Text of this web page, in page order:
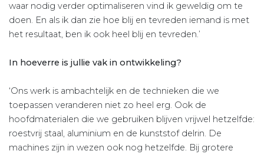
waar nodig verder optimaliseren vind ik geweldig om te
doen. En als ik dan zie hoe blij en tevreden iemand is met
het resultaat, ben ik ook heel blij en tevreden.’
In hoeverre is jullie vak in ontwikkeling?
‘Ons werk is ambachtelijk en de technieken die we
toepassen veranderen niet zo heel erg. Ook de
hoofdmaterialen die we gebruiken blijven vrijwel hetzelfde:
roestvrij staal, aluminium en de kunststof delrin. De
machines zijn in wezen ook nog hetzelfde. Bij grotere